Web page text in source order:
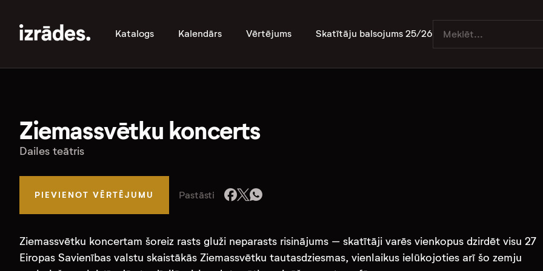
Katalogs Kalendārs Vērtējums Skatītāju balsojums 25/26
Ziemassvētku koncerts
Dailes teātris
PIEVIENOT VĒRTĒJUMU Pastāsti
Ziemassvētku koncertam šoreiz rasts gluži neparasts risinājums – skatītāji varēs vienkopus dzirdēt visu 27
Eiropas Savienības valstu skaistākās Ziemassvētku tautasdziesmas, vienlaikus ielūkojoties arī šo zemju